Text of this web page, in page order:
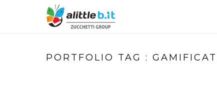
PORTFOLIO TAG :